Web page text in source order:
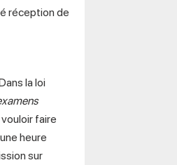
réception de
la loi
vouloir faire
heure
sur